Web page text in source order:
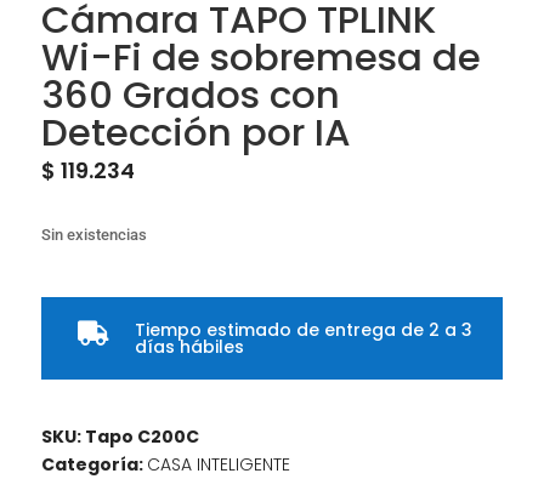
Cámara TAPO TPLINK
Wi-Fi de sobremesa de
360 Grados con
Detección por IA
$ 119.234
Sin existencias
 Tiempo estimado de entrega de 2 a 3
días hábiles
SKU: Tapo C200C
Categoría: CASA INTELIGENTE